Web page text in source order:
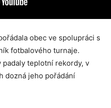
obec ve spolupráci s
fotbalového turnaje.
padaly teplotní rekordy, v
dozná jeho pořádání